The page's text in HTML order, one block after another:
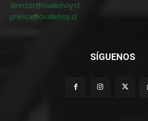
director@ovallehoy.cl
prensa@ovallehoy.cl
SÍGUENOS